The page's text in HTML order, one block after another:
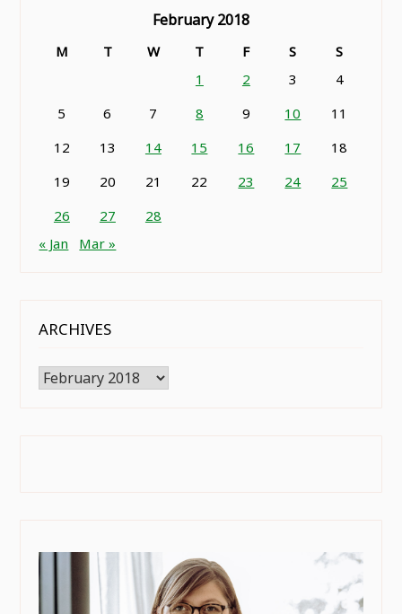
February 2018
M T W T F S
S
1
2 3
4
5
6 7 8 9 10
11
12
13 14 15 16 17
18
19
20 21 22 23 24
25
26
27
28
« Jan
Mar »
ARCHIVES
Archives